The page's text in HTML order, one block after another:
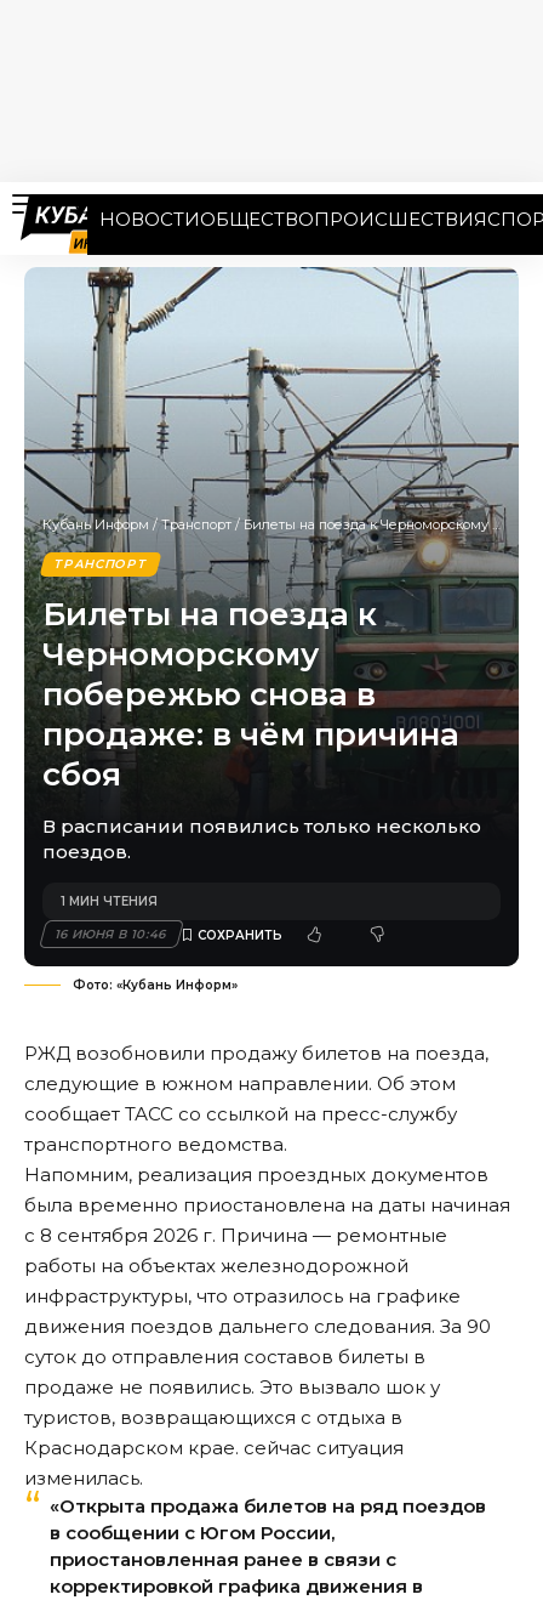
НОВОСТИОБЩЕСТВОПРОИСШЕСТВИЯ
Кубань Информ / Транспорт / Билеты на поезда к Черноморскому побережью снова в продаже: в чём причина сбоя
ТРАНСПОРТ
Билеты на поезда к
Черноморскому
побережью снова в
продаже: в чём причина
сбоя
В расписании появились только несколько
поездов.
16 ИЮНЯ В 10:46
1 МИН ЧТЕНИЯ
Фото: «Кубань Информ»
РЖД возобновили продажу билетов на поезда,
следующие в южном направлении. Об этом
сообщает ТАСС со ссылкой на пресс-службу
транспортного ведомства.
Напомним, реализация проездных документов
была временно приостановлена на даты начиная
с 8 сентября 2026 г. Причина — ремонтные
работы на объектах железнодорожной
инфраструктуры, что отразилось на графике
движения поездов дальнего следования. За 90
суток до отправления составов билеты в
продаже не появились. Это вызвало шок у
туристов, возвращающихся с отдыха в
Краснодарском крае. сейчас ситуация
изменилась.
«Открыта продажа билетов на ряд поездов
в сообщении с Югом России,
приостановленная ранее в связи с
корректировкой графика движения в